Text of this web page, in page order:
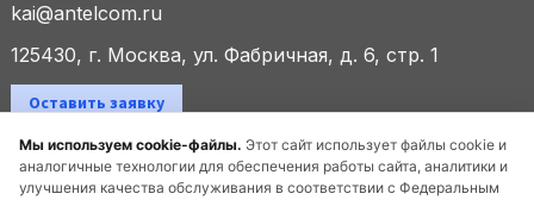
Мы используем cookie-файлы. Этот сайт использует файлы cookie и
аналогичные технологии для обеспечения работы сайта, аналитики и
улучшения качества обслуживания в соответствии с Федеральным
kai@antelcom.ru
125430, г. Москва, ул. Фабричная, д. 6, стр. 1
Оставить заявку